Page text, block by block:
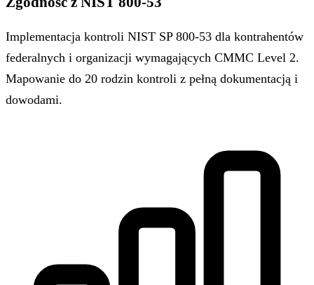
Implementacja kontroli NIST SP 800-53 dla kontrahentów
federalnych i organizacji wymagających CMMC Level 2.
Mapowanie do 20 rodzin kontroli z pełną dokumentacją i
dowodami.